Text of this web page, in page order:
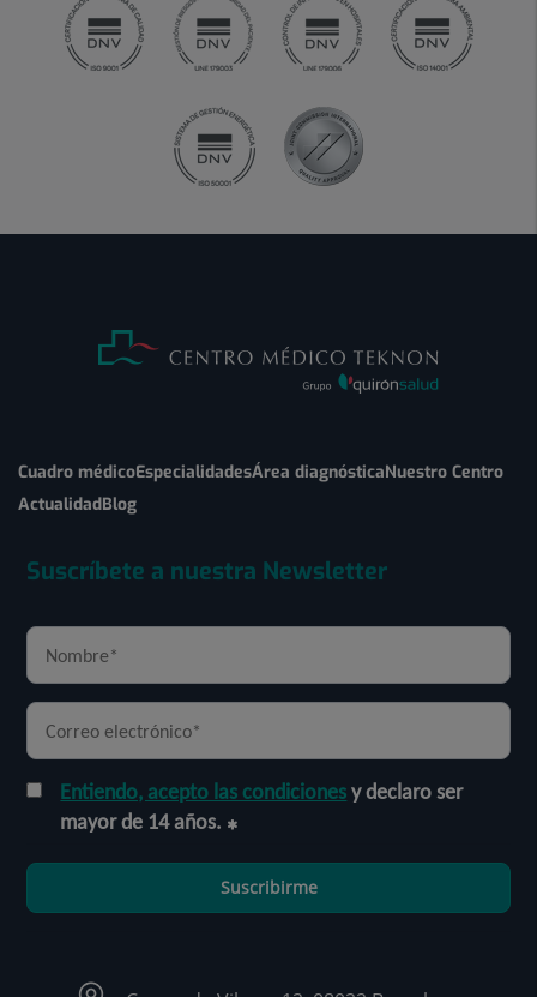
Cuadro médicoEspecialidadesÁrea diagnósticaNuestro Centro
ActualidadBlog
Suscríbete a nuestra Newsletter
Entiendo, acepto las condicionesy declaro ser
mayor de 14 años.
Suscribirme